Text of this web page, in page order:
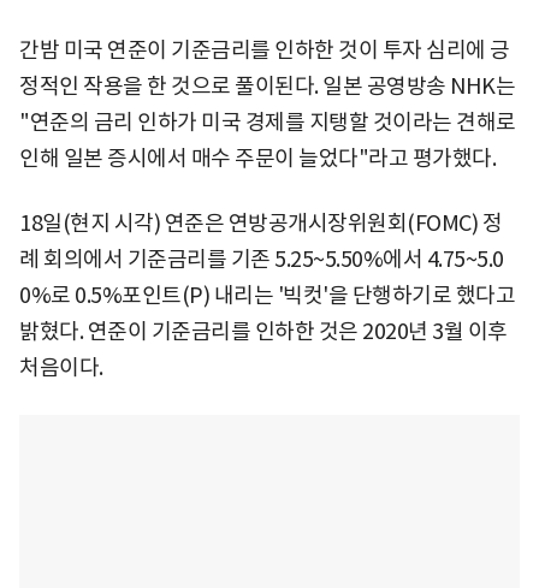
간밤 미국 연준이 기준금리를 인하한 것이 투자 심리에 긍
정적인 작용을 한 것으로 풀이된다. 일본 공영방송 NHK는
"연준의 금리 인하가 미국 경제를 지탱할 것이라는 견해로
인해 일본 증시에서 매수 주문이 늘었다"라고 평가했다.
18일(현지 시각) 연준은 연방공개시장위원회(FOMC) 정
례 회의에서 기준금리를 기존 5.25~5.50%에서 4.75~5.0
0%로 0.5%포인트(P) 내리는 '빅컷'을 단행하기로 했다고
밝혔다. 연준이 기준금리를 인하한 것은 2020년 3월 이후
처음이다.